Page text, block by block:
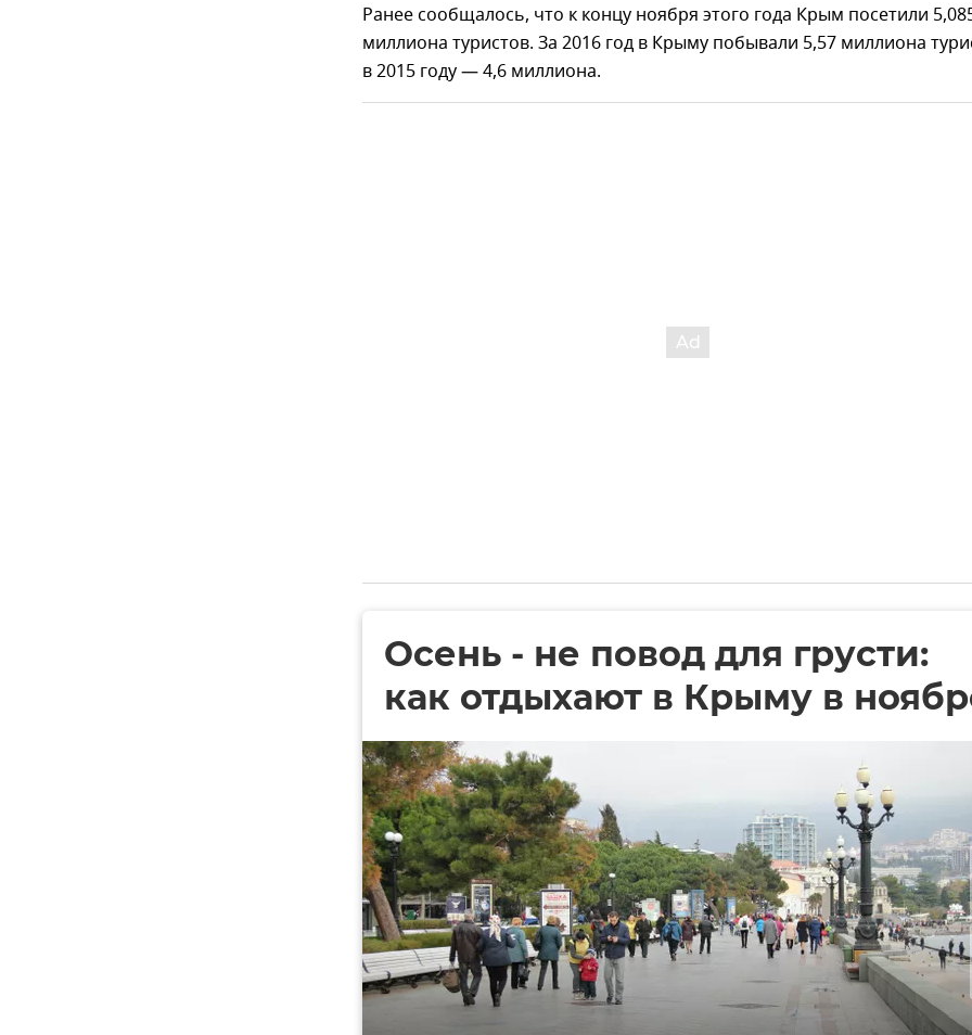
Ранее сообщалось, что к концу ноября этого года Крым посетили
миллиона туристов. За 2016 год в Крыму побывали 5,57 миллиона
в 2015 году — 4,6 миллиона.
Осень - не повод для грусти:
как отдыхают в Крыму в